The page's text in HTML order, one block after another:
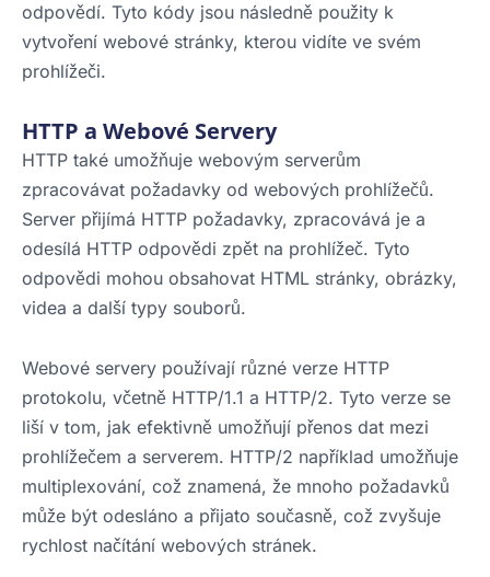
odpovědí. Tyto kódy jsou následně použity k
vytvoření webové stránky, kterou vidíte ve svém
prohlížeči.
HTTP a Webové Servery
HTTP také umožňuje webovým serverům
zpracovávat požadavky od webových prohlížečů.
Server přijímá HTTP požadavky, zpracovává je a
odesílá HTTP odpovědi zpět na prohlížeč. Tyto
odpovědi mohou obsahovat HTML stránky, obrázky,
videa a další typy souborů.
Webové servery používají různé verze HTTP
protokolu, včetně HTTP/1.1 a HTTP/2. Tyto verze se
liší v tom, jak efektivně umožňují přenos dat mezi
prohlížečem a serverem. HTTP/2 například umožňuje
multiplexování, což znamená, že mnoho požadavků
může být odesláno a přijato současně, což zvyšuje
rychlost načítání webových stránek.